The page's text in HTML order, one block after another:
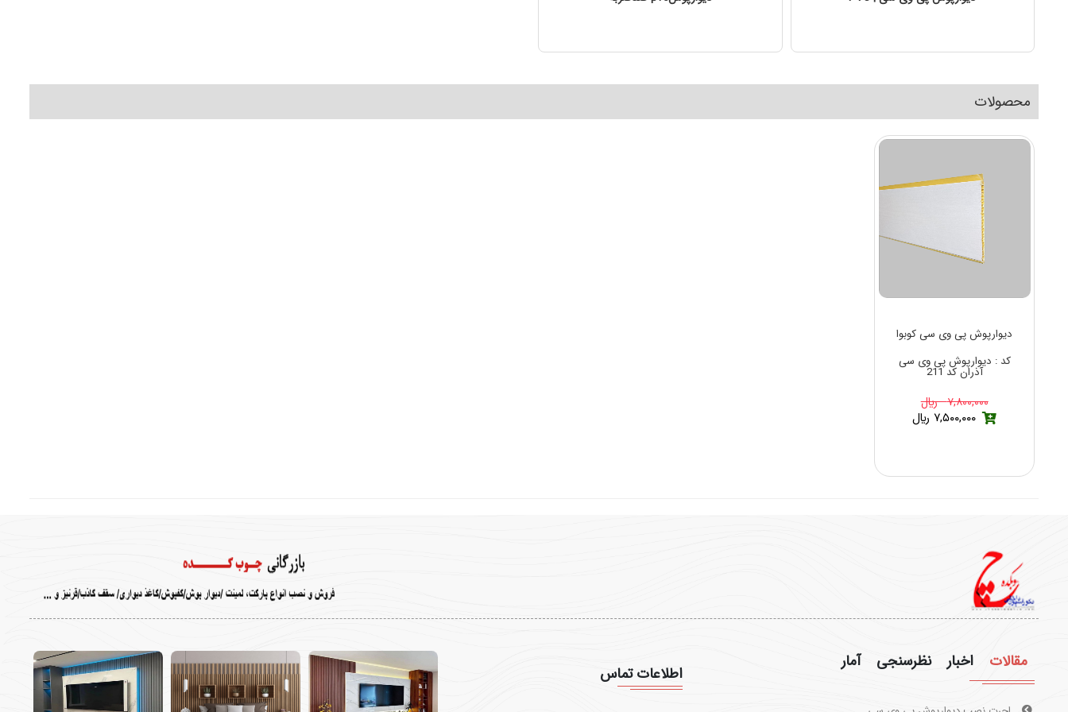
محصولات
دیوارپوش پی وی سی کوبوا
کد : دیوارپوش پی وی سی
آذران کد 211
۷,۸۰۰,۰۰۰ ريال
۷,۵۰۰,۰۰۰ ريال
مقالات اخبار نظرسنجی آمار
اطلاعات تماس